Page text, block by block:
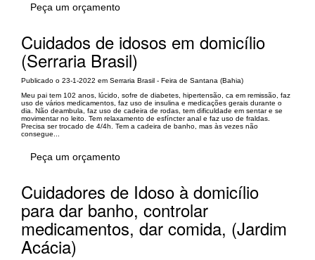
Peça um orçamento
Cuidados de idosos em domicílio
(Serraria Brasil)
Publicado o 23-1-2022 em Serraria Brasil - Feira de Santana (Bahia)
Meu pai tem 102 anos, lúcido, sofre de diabetes, hipertensão, ca em remissão, faz
uso de vários medicamentos, faz uso de insulina e medicações gerais durante o
dia. Não deambula, faz uso de cadeira de rodas, tem dificuldade em sentar e se
movimentar no leito. Tem relaxamento de esfíncter anal e faz uso de fraldas.
Precisa ser trocado de 4/4h. Tem a cadeira de banho, mas às vezes não
consegue...
Peça um orçamento
Cuidadores de Idoso à domicílio
para dar banho, controlar
medicamentos, dar comida, (Jardim
Acácia)